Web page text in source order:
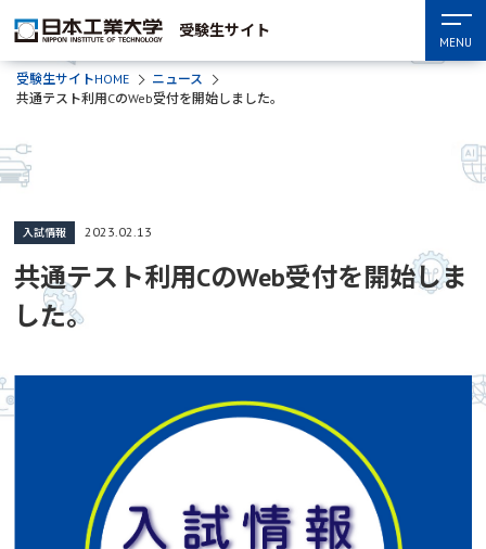
受験生サイト
MENU
受験生サイトHOME
ニュース
共通テスト利用CのWeb受付を開始しました。
共通テスト利用CのWeb受付を開始しま
した。
入試情報 2023.02.13